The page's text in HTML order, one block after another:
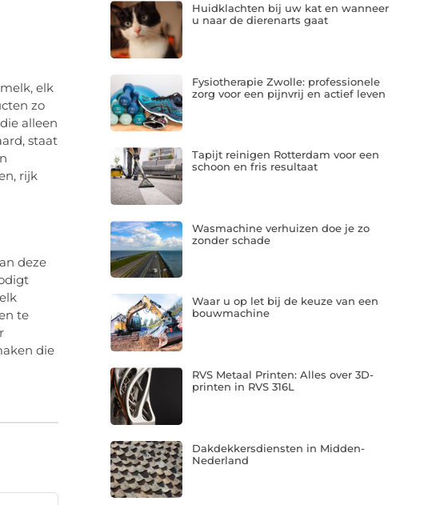
elk
zo
alleen
staat
rijk
deze
te
die
Huidklachten bij uw kat en wanneer
u naar de dierenarts gaat
Fysiotherapie Zwolle: professionele
zorg voor een pijnvrij en actief leven
Tapijt reinigen Rotterdam voor een
schoon en fris resultaat
Wasmachine verhuizen doe je zo
zonder schade
Waar u op let bij de keuze van een
bouwmachine
RVS Metaal Printen: Alles over 3D-
printen in RVS 316L
Dakdekkersdiensten in Midden-
Nederland